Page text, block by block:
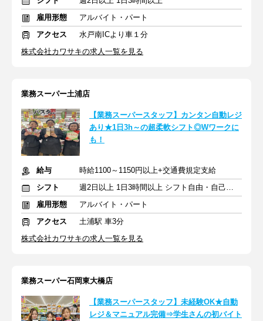
雇用形態
アルバイト・パート
アクセス
水戸南ICより車１分
株式会社カワサキの求人一覧を見る
業務スーパー土浦店
【業務スーパースタッフ】カンタン自動レジ
あり★1日3h～の超柔軟シフト◎Wワークに
も！
給与
時給1100～1150円以上+交通費規定支給
シフト
週2日以上 1日3時間以上 シフト自由・自己申告
雇用形態
アルバイト・パート
アクセス
土浦駅 車3分
株式会社カワサキの求人一覧を見る
業務スーパー石岡東大橋店
【業務スーパースタッフ】未経験OK★自動
レジ＆マニュアル完備⇒学生さんの初バイト